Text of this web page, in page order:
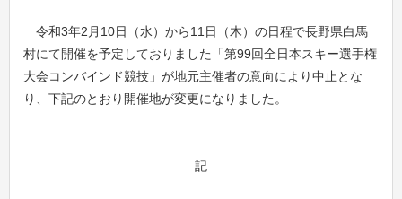
令和3年2月10日（水）から11日（木）の日程で長野県白馬
村にて開催を予定しておりました「第99回全日本スキー選手権
大会コンバインド競技」が地元主催者の意向により中止とな
り、下記のとおり開催地が変更になりました。
記